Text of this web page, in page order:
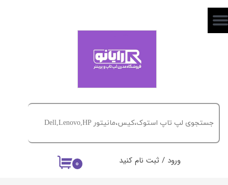
۰ ورود / ثبت نام کنید
حساب کاربری من
خروج از حساب کاربری